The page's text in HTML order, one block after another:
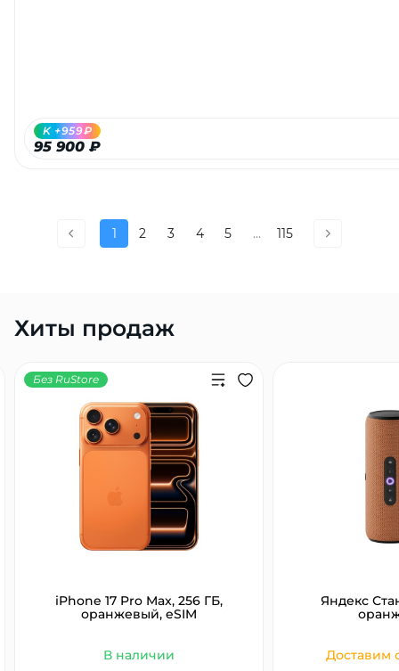
95 900 ₽
K +959₽
1 2 3 4 5 ... 115
Хиты продаж
Без RuStore
iPhone 17 Pro Max, 256 ГБ,
оранжевый, eSIM
В наличии
Яндекс
Доставим